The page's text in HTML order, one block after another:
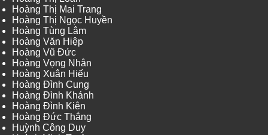
Hoàng Thị Mai Trang
Hoàng Thị Ngọc Huyền
Hoàng Tùng Lâm
Hoàng Văn Hiệp
Hoàng Vũ Đức
Hoàng Vọng Nhân
Hoàng Xuân Hiếu
Hoàng Đình Cung
Hoàng Đình Khánh
Hoàng Đình Kiên
Hoàng Đức Thắng
Huỳnh Công Duy